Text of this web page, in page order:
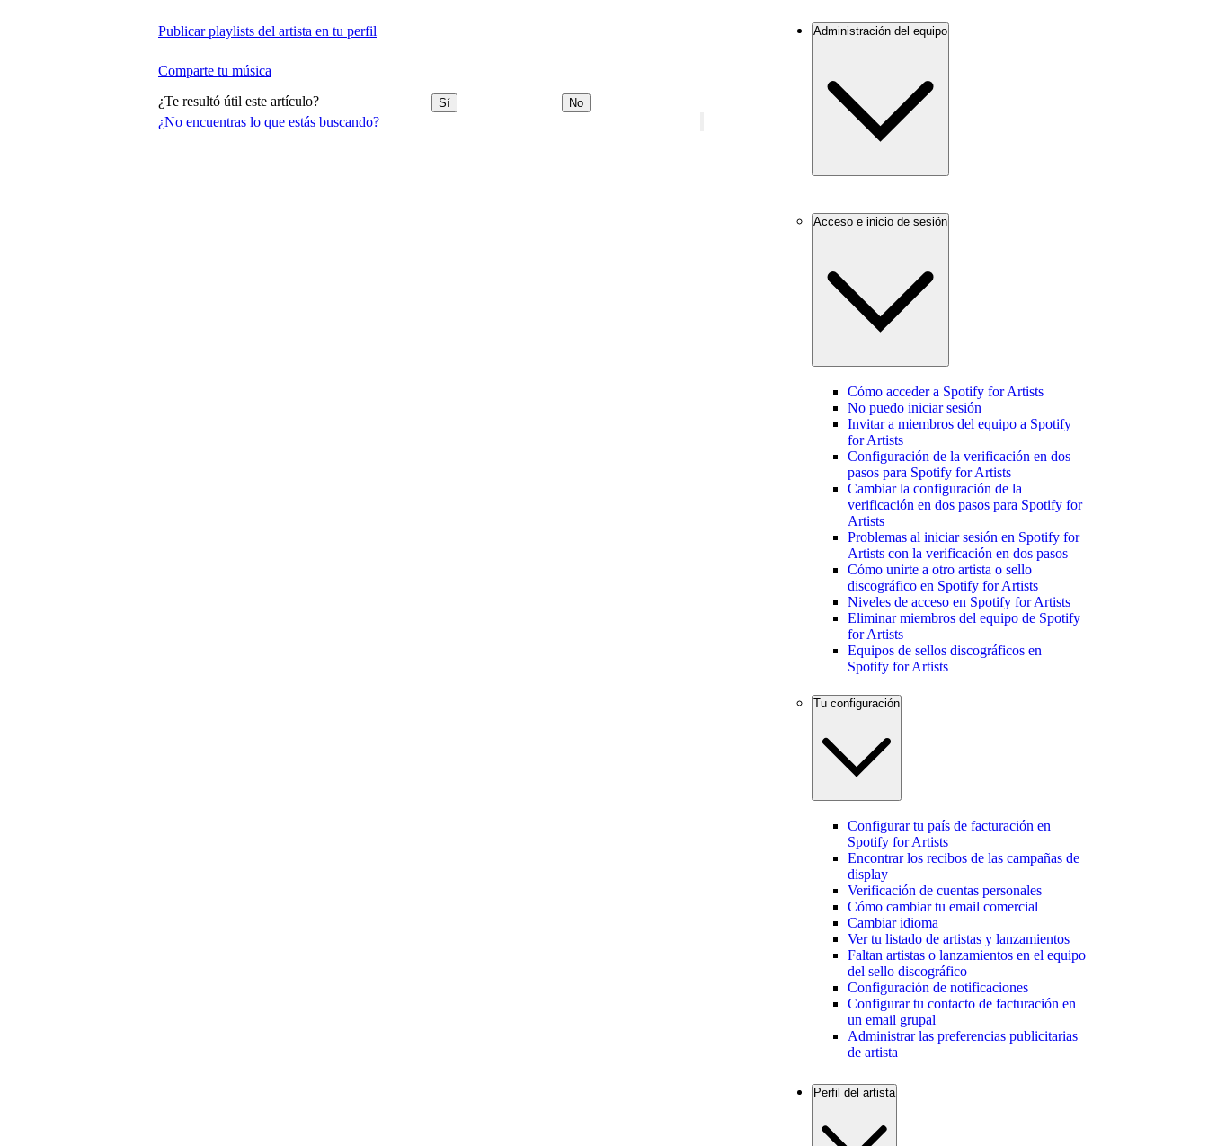
¿No encuentras lo que estás buscando?
Publicar playlists del artista en tu perfil
Comparte tu música
¿Te resultó útil este artículo? Sí No
Administración del equipo
Acceso e inicio de sesión
Cómo acceder a Spotify for Artists
No puedo iniciar sesión
Invitar a miembros del equipo a Spotify
for Artists
Configuración de la verificación en dos
pasos para Spotify for Artists
Cambiar la configuración de la
verificación en dos pasos para Spotify for
Artists
Problemas al iniciar sesión en Spotify for
Artists con la verificación en dos pasos
Cómo unirte a otro artista o sello
discográfico en Spotify for Artists
Niveles de acceso en Spotify for Artists
Eliminar miembros del equipo de Spotify
for Artists
Equipos de sellos discográficos en
Spotify for Artists
Tu configuración
Configurar tu país de facturación en
Spotify for Artists
Encontrar los recibos de las campañas de
display
Verificación de cuentas personales
Cómo cambiar tu email comercial
Cambiar idioma
Ver tu listado de artistas y lanzamientos
Faltan artistas o lanzamientos en el equipo
del sello discográfico
Configuración de notificaciones
Configurar tu contacto de facturación en
un email grupal
Administrar las preferencias publicitarias
de artista
Perfil del artista